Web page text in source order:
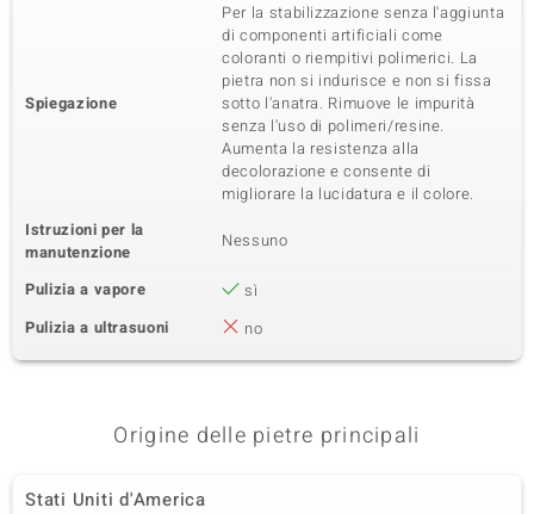
Spiegazione
Per la stabilizzazione senza l'aggiunta
di componenti artificiali come
coloranti o riempitivi polimerici. La
pietra non si indurisce e non si fissa
sotto l'anatra. Rimuove le impurità
senza l'uso di polimeri/resine.
Aumenta la resistenza alla
decolorazione e consente di
migliorare la lucidatura e il colore.
Istruzioni per la
manutenzione
Nessuno
Pulizia a vapore
sì
Pulizia a ultrasuoni
no
Origine delle pietre principali
Stati Uniti d'America